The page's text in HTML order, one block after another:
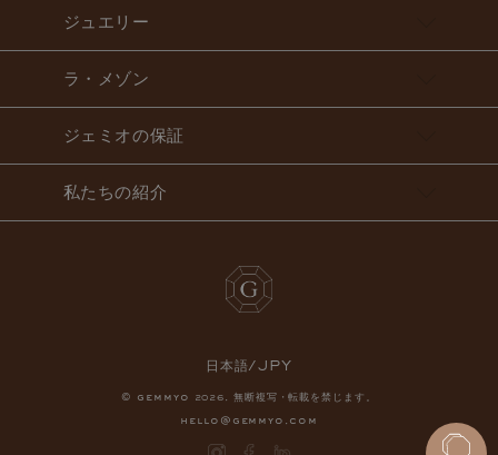
ジュエリー
ラ・メゾン
ジェミオの保証
私たちの紹介
日本語/JPY
© gemmyo 2026 . 無断複写・転載を禁じます。
hello@gemmyo.com